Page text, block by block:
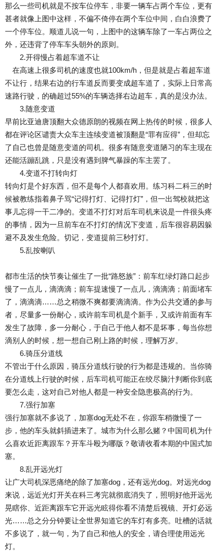
那么一些司机就是不按车位停车，非要一辆车占两个车位，更有
甚者就像上图中这样，不偏不倚停在两个车位中间，白白浪费了
一个停车位。顺道儿说一句，上图中的这辆车除了一车占两位之
外，还违背了停车车头朝外的原则。
2.开得慢占着超车道不让
在高速上很多司机的速度也就100km/h，但是就是占着超车道
不让行，结果右边的行车道反而要变成超车道了，实际上日常高
速路行驶，的确超过55%的车辆选择右边超车，真的是没办法。
3.随意变道
早前比亚迪唐顶翻大众德原朗的视频在网上热传的时候，很多人
都在评论区谴责大众车主连续变道被顶翻是“罪有应得”，但却忘
了自己也曾是随意变道的司机。很多有随意变道陋习的车主现在
还能活蹦乱跳，只是没有遇到脾气暴躁的车主罢了。
4.变道不打转向灯
转向灯是个好东西，但不是每个人都喜欢用。练习科二科三的时
候被教练指着鼻子骂“记得打灯、记得打灯”，但一出驾校就把这
事儿忘得一干二净的。变道不打灯对后车司机来说是一件很头疼
的事情，因为一旦前车在不打灯的情况下变道，后车很容易因躲
避不及发生危险。切记，变道提前三秒打灯。
5.乱按喇叭
都市生活的快节奏让催生了一批“路怒族”：前车红绿灯路口起步
慢了一点儿，滴滴滴；前车提速慢了一点儿，滴滴滴；前面堵车
了，滴滴滴……总之稍微不爽都要滴滴滴。作为公共交通的参与
者，尽量多一份耐心，或许前车司机是个新手，又或许前面有车
发生了故障，多一分耐心，于自己于他人都不是坏事，每当你想
滴别人的时候，想一想自己刚上路的时候，理解万岁。
6.骑压分道线
不管出于什么原因，骑压分道线行驶的行为都是违规的。当你骑
在分道线上行驶的时候，后车司机可能正在绞尽脑汁判断你到底
要怎么走，这对自己对他人都是一种安全隐患极高的行为。
7.强行加塞
强行加塞就不多说了，加塞dog无处不在，你跟车稍微慢了一
步，他的车头就斜插进来了。城市为什么那么赌？中国司机为什
么喜欢近距离跟车？开车斗殴为哪版？敬请收看本期的中国式加
塞。
8.乱开远光灯
让广大司机深恶痛绝的除了加塞dog，还有远光dog。对远光dog
来说，远近光灯开关在科三考完就彻底消失了，照明好他开远光
晃瞎你、近距离跟车它开远光眩得你看不清楚后视镜、开灯必远
光……总之分分钟要让全世界知道它的车灯有多亮。吐槽的话就
不多说了，就一句，为了自己和他人的安全，请合理使用远光
灯。